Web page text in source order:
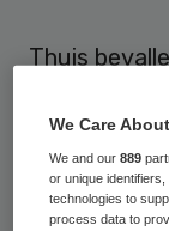
Thuis
onder
het VUmc
We Care
We and our889
or unique
technologies to
process data to